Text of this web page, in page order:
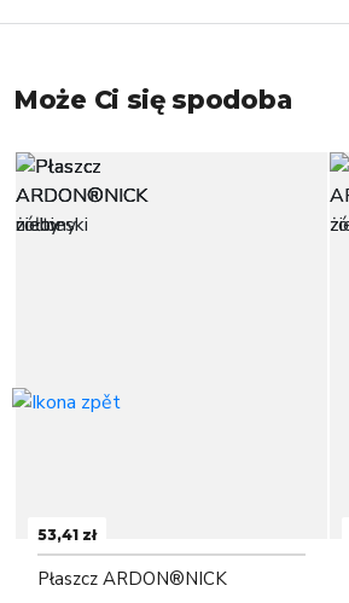
Może Ci się spodoba
53,41 zł
Płaszcz ARDON®NICK